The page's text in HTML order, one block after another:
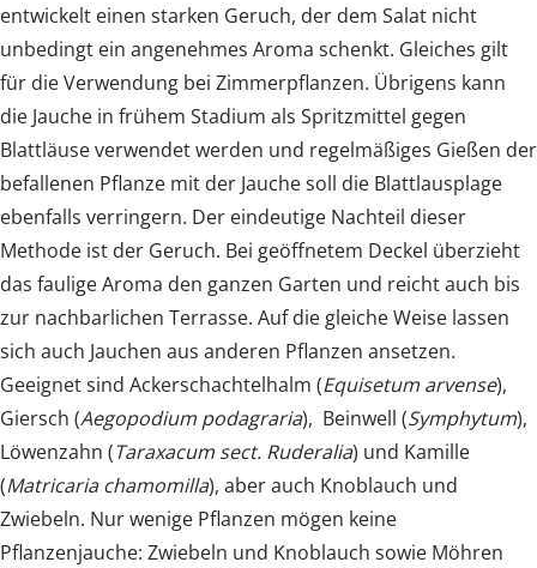
entwickelt einen starken Geruch, der dem Salat nicht
unbedingt ein angenehmes Aroma schenkt. Gleiches gilt
für die Verwendung bei Zimmerpflanzen. Übrigens kann
die Jauche in frühem Stadium als Spritzmittel gegen
Blattläuse verwendet werden und regelmäßiges Gießen der
befallenen Pflanze mit der Jauche soll die Blattlausplage
ebenfalls verringern. Der eindeutige Nachteil dieser
Methode ist der Geruch. Bei geöffnetem Deckel überzieht
das faulige Aroma den ganzen Garten und reicht auch bis
zur nachbarlichen Terrasse. Auf die gleiche Weise lassen
sich auch Jauchen aus anderen Pflanzen ansetzen.
Geeignet sind Ackerschachtelhalm (Equisetum arvense),
Giersch (Aegopodium podagraria), Beinwell (Symphytum),
Löwenzahn (Taraxacum sect. Ruderalia) und Kamille
(Matricaria chamomilla), aber auch Knoblauch und
Zwiebeln. Nur wenige Pflanzen mögen keine
Pflanzenjauche: Zwiebeln und Knoblauch sowie Möhren